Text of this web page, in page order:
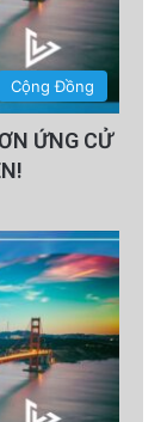
Cộng Đồng
ỨNG CỬ